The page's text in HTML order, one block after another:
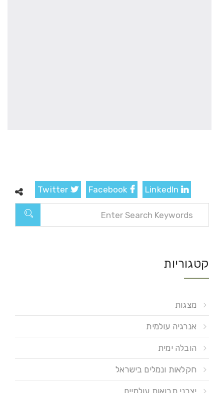
קטגוריות
מצגות
אנרגיה עולמית
הובלה ימית
חקלאות ונמלים בישראל